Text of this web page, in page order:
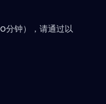
分钟），请通过以